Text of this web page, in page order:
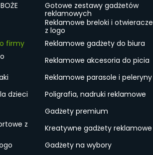
Gotowe zestawy gadżetów
reklamowych
Reklamowe breloki i otwieracze
z logo
firmy
Reklamowe gadżety do biura
Reklamowe akcesoria do picia
Reklamowe parasole i peleryny
dzieci
Poligrafia, nadruki reklamowe
Gadżety premium
z
Kreatywne gadżety reklamowe
Gadżety na wybory